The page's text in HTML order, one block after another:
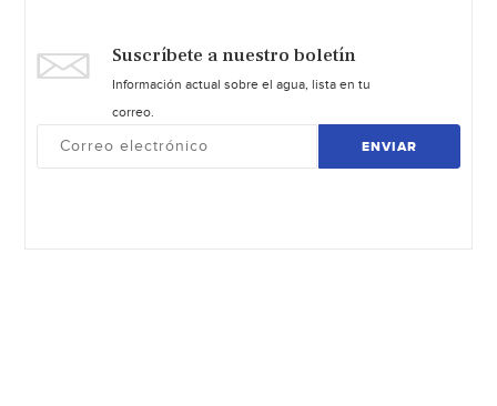
Suscríbete a nuestro boletín
Información actual sobre el agua, lista en tu
correo.
ENVIAR